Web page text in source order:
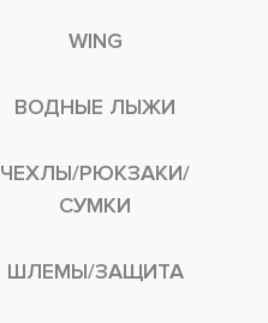
WING
ВОДНЫЕ ЛЫЖИ
ЧЕХЛЫ/РЮКЗАКИ/
СУМКИ
ШЛЕМЫ/ЗАЩИТА